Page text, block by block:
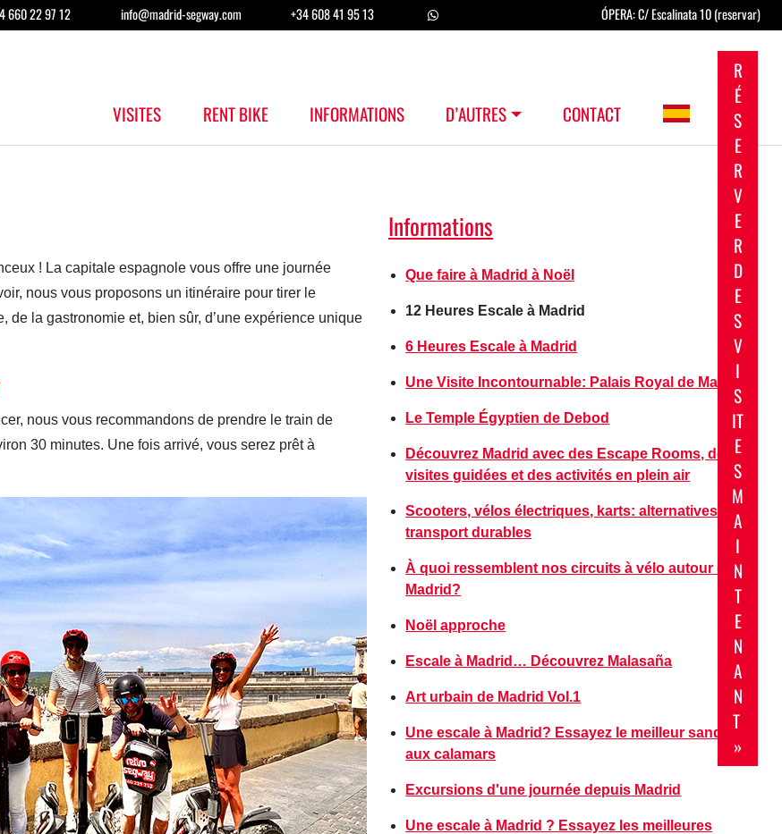
660 22 97 12 info@madrid-segway.com +34 608 41 95 13 ÓPERA: C/ Escalinata 10 (reservar)
R
É
S
E
R
V
E
R
D
E
S
V
I
S
IT
E
S
M
A
I
N
T
E
N
A
N
T
»
VISITES RENT BIKE INFORMATIONS D’AUTRES CONTACT
! La capitale espagnole vous offre une journée
nous vous proposons un itinéraire pour tirer le
de la gastronomie et, bien sûr, d’une expérience unique
nous vous recommandons de prendre le train de
30 minutes. Une fois arrivé, vous serez prêt à
Informations
Que faire à Madrid à Noël
12 Heures Escale à Madrid
6 Heures Escale à Madrid
Une Visite Incontournable: Palais Royal de Madrid
Le Temple Égyptien de Debod
Découvrez Madrid avec des Escape Rooms, des
visites guidées et des activités en plein air
Scooters, vélos électriques, karts: alternatives de
transport durables
À quoi ressemblent nos circuits à vélo autour de
Madrid?
Noël approche
Escale à Madrid… Découvrez Malasaña
Art urbain de Madrid Vol.1
Une escale à Madrid? Essayez le meilleur sandwich
aux calamars
Excursions d'une journée depuis Madrid
Une escale à Madrid ? Essayez les meilleures